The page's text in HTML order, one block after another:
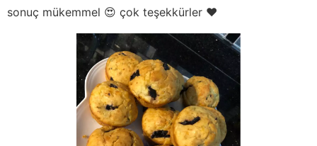
sonuç mükemmel 😍 çok teşekkürler ❤️